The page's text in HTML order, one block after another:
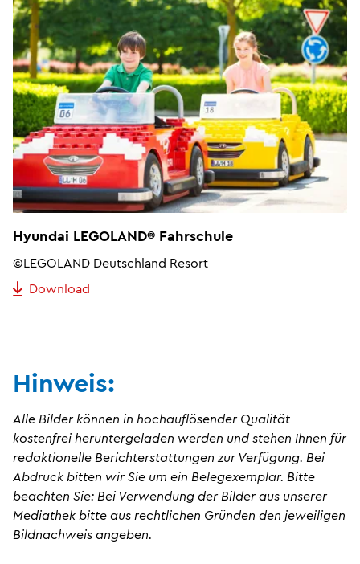
Hyundai LEGOLAND® Fahrschule
©LEGOLAND Deutschland Resort
Download
Hinweis:
Alle Bilder können in hochauflösender Qualität
kostenfrei heruntergeladen werden und stehen Ihnen für
redaktionelle Berichterstattungen zur Verfügung. Bei
Abdruck bitten wir Sie um ein Belegexemplar. Bitte
beachten Sie: Bei Verwendung der Bilder aus unserer
Mediathek bitte aus rechtlichen Gründen den jeweiligen
Bildnachweis angeben.